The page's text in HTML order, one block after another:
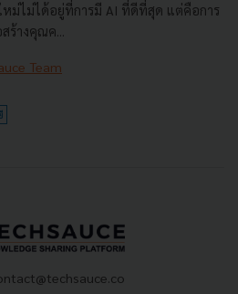
หม่ไม่ได้อยู่ที่การมี AI ที่ดีที่สุด แต่คือการ
ร้างคุณค...
Team